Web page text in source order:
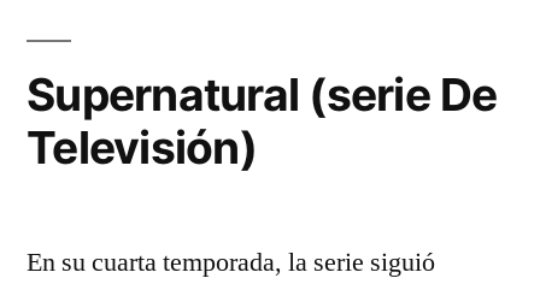
Supernatural (serie De
Televisión)
En su cuarta temporada, la serie siguió